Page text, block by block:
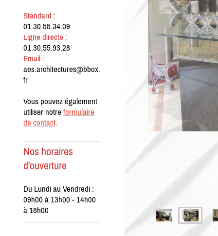
Standard :
01.30.55.34.09
Ligne directe :
01.30.55.93.28
Email :
aes.architectures@bbox.
fr
Vous pouvez également
utiliser notre formulaire
de contact.
Nos horaires
d'ouverture
Du Lundi au Vendredi :
09h00 à 13h00 - 14h00
à 18h00